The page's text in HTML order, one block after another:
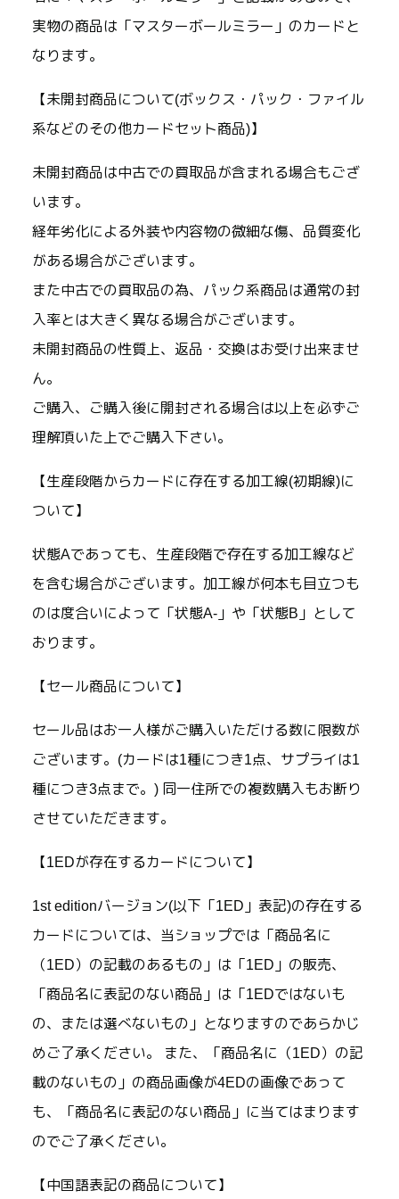
実物の商品は「マスターボールミラー」のカードと
なります。
【未開封商品について(ボックス・パック・ファイル
系などのその他カードセット商品)】
未開封商品は中古での買取品が含まれる場合もござ
います。
経年劣化による外装や内容物の微細な傷、品質変化
がある場合がございます。
また中古での買取品の為、パック系商品は通常の封
入率とは大きく異なる場合がございます。
未開封商品の性質上、返品・交換はお受け出来ませ
ん。
ご購入、ご購入後に開封される場合は以上を必ずご
理解頂いた上でご購入下さい。
【生産段階からカードに存在する加工線(初期線)に
ついて】
状態Aであっても、生産段階で存在する加工線など
を含む場合がございます。加工線が何本も目立つも
のは度合いによって「状態A-」や「状態B」として
おります。
【セール商品について】
セール品はお一人様がご購入いただける数に限数が
ございます。(カードは1種につき1点、サプライは1
種につき3点まで。) 同一住所での複数購入もお断り
させていただきます。
【1EDが存在するカードについて】
1st editionバージョン(以下「1ED」表記)の存在する
カードについては、当ショップでは「商品名に
（1ED）の記載のあるもの」は「1ED」の販売、
「商品名に表記のない商品」は「1EDではないも
の、または選べないもの」となりますのであらかじ
めご了承ください。 また、「商品名に（1ED）の記
載のないもの」の商品画像が4EDの画像であって
も、「商品名に表記のない商品」に当てはまります
のでご了承ください。
【中国語表記の商品について】